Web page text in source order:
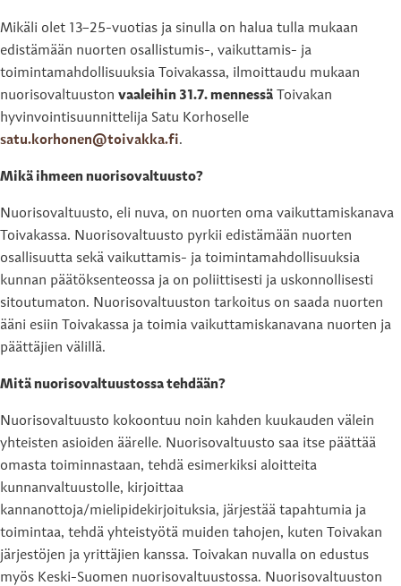
Mikäli olet 13–25-vuotias ja sinulla on halua tulla mukaan
edistämään nuorten osallistumis-, vaikuttamis- ja
toimintamahdollisuuksia Toivakassa, ilmoittaudu mukaan
nuorisovaltuuston vaaleihin 31.7. mennessä Toivakan
hyvinvointisuunnittelija Satu Korhoselle
satu.korhonen@toivakka.fi.
Mikä ihmeen nuorisovaltuusto?
Nuorisovaltuusto, eli nuva, on nuorten oma vaikuttamiskanava
Toivakassa. Nuorisovaltuusto pyrkii edistämään nuorten
osallisuutta sekä vaikuttamis- ja toimintamahdollisuuksia
kunnan päätöksenteossa ja on poliittisesti ja uskonnollisesti
sitoutumaton. Nuorisovaltuuston tarkoitus on saada nuorten
ääni esiin Toivakassa ja toimia vaikuttamiskanavana nuorten ja
päättäjien välillä.
Mitä nuorisovaltuustossa tehdään?
Nuorisovaltuusto kokoontuu noin kahden kuukauden välein
yhteisten asioiden äärelle. Nuorisovaltuusto saa itse päättää
omasta toiminnastaan, tehdä esimerkiksi aloitteita
kunnanvaltuustolle, kirjoittaa
kannanottoja/mielipidekirjoituksia, järjestää tapahtumia ja
toimintaa, tehdä yhteistyötä muiden tahojen, kuten Toivakan
järjestöjen ja yrittäjien kanssa. Toivakan nuvalla on edustus
myös Keski-Suomen nuorisovaltuustossa. Nuorisovaltuuston